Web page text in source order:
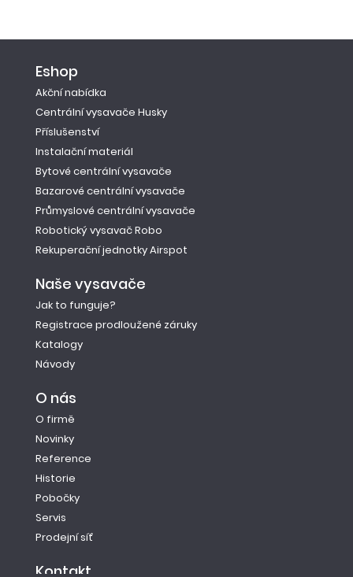
Eshop
Akční nabídka
Centrální vysavače Husky
Příslušenství
Instalační materiál
Bytové centrální vysavače
Bazarové centrální vysavače
Průmyslové centrální vysavače
Robotický vysavač Robo
Rekuperační jednotky Airspot
Naše vysavače
Jak to funguje?
Registrace prodloužené záruky
Katalogy
Návody
O nás
O firmě
Novinky
Reference
Historie
Pobočky
Servis
Prodejní síť
Kontakt